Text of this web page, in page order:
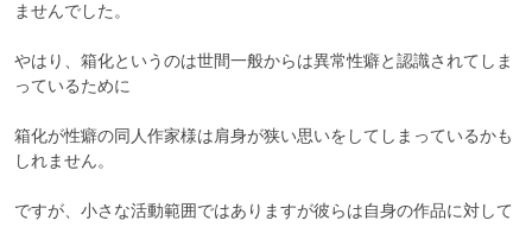
ませんでした。
やはり、箱化というのは世間一般からは異常性癖と認識されてしま
っているために
箱化が性癖の同人作家様は肩身が狭い思いをしてしまっているかも
しれません。
ですが、小さな活動範囲ではありますが彼らは自身の作品に対して